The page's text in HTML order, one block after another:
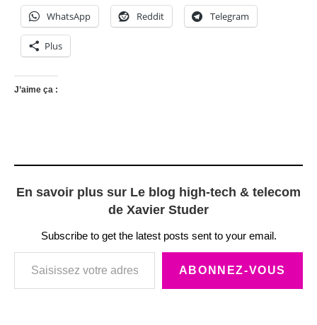
WhatsApp Reddit Telegram
Plus
J’aime ça :
En savoir plus sur Le blog high-tech & telecom
de Xavier Studer
Subscribe to get the latest posts sent to your email.
Saisissez votre adresse e-mail…
ABONNEZ-VOUS